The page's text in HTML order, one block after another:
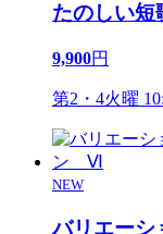
たのしい短
9,900円
第2・4火曜
NEW
バリエーシ